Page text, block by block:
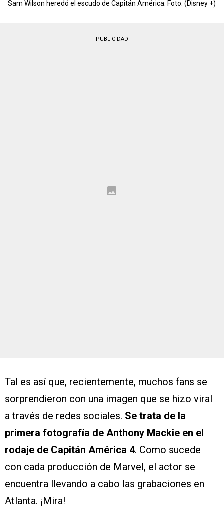
Sam Wilson heredó el escudo de Capitán América. Foto: (Disney +)
PUBLICIDAD
Tal es así que, recientemente, muchos fans se
sorprendieron con una imagen que se hizo viral
a través de redes sociales. Se trata de la
primera fotografía de Anthony Mackie en el
rodaje de Capitán América 4. Como sucede
con cada producción de Marvel, el actor se
encuentra llevando a cabo las grabaciones en
Atlanta. ¡Mira!